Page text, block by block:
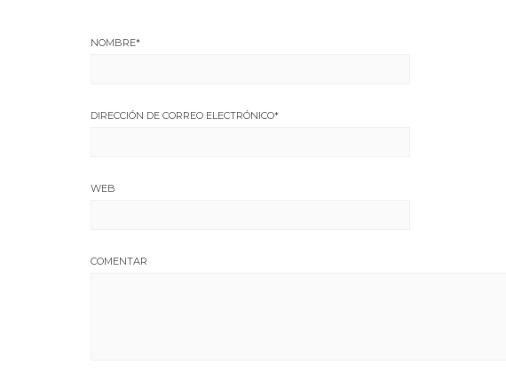
NOMBRE*
DIRECCIÓN DE CORREO ELECTRÓNICO*
WEB
COMENTAR